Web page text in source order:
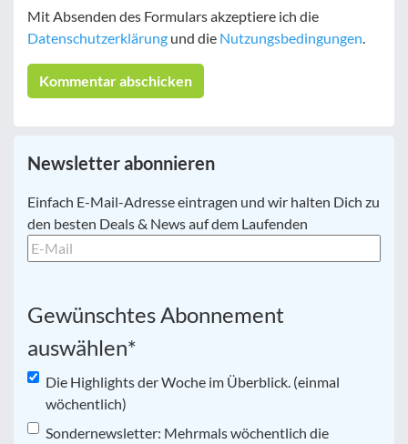
Mit Absenden des Formulars akzeptiere ich die
Datenschutzerklärung und die Nutzungsbedingungen.
Newsletter abonnieren
E-
Mail *
Einfach E-Mail-Adresse eintragen und wir halten Dich zu
den besten Deals & News auf dem Laufenden
Gewünschtes Abonnement
auswählen*
Die Highlights der Woche im Überblick. (einmal
wöchentlich)
Sondernewsletter: Mehrmals wöchentlich die